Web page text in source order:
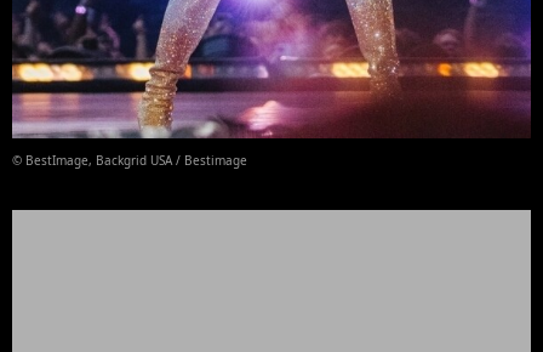
© BestImage, Backgrid USA / Bestimage